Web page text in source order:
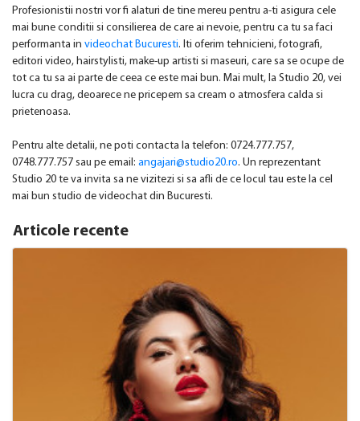
Profesionistii nostri vor fi alaturi de tine mereu pentru a-ti asigura cele
mai bune conditii si consilierea de care ai nevoie, pentru ca tu sa faci
performanta in videochat Bucuresti. Iti oferim tehnicieni, fotografi,
editori video, hairstylisti, make-up artisti si maseuri, care sa se ocupe de
tot ca tu sa ai parte de ceea ce este mai bun. Mai mult, la Studio 20, vei
lucra cu drag, deoarece ne pricepem sa cream o atmosfera calda si
prietenoasa.
Pentru alte detalii, ne poti contacta la telefon: 0724.777.757,
0748.777.757 sau pe email: angajari@studio20.ro. Un reprezentant
Studio 20 te va invita sa ne vizitezi si sa afli de ce locul tau este la cel
mai bun studio de videochat din Bucuresti.
Articole recente